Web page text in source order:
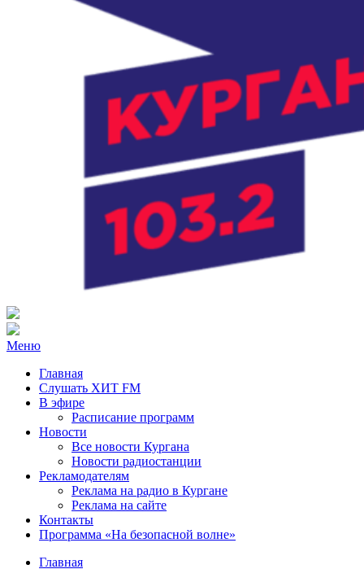
Радио ХИТ FM Курган
103.2 FM
Меню
Главная
Слушать ХИТ FM
В эфире
Расписание программ
Новости
Все новости Кургана
Новости радиостанции
Рекламодателям
Реклама на радио в Кургане
Реклама на сайте
Контакты
Программа «На безопасной волне»
Главная